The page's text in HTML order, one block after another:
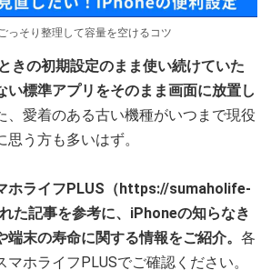
っそり整理して容量を空けるコツ
きの初期設定のまま使い続けていた
い標準アプリをそのまま画面に放置し
、愛着のある古い機種がいつまで現役
う方も多いはず。
ホライフPLUS（https://sumaholife-
た記事を参考に、iPhoneの知らなき
端末の寿命に関する情報をご紹介。 各
ホライフPLUSでご確認ください。